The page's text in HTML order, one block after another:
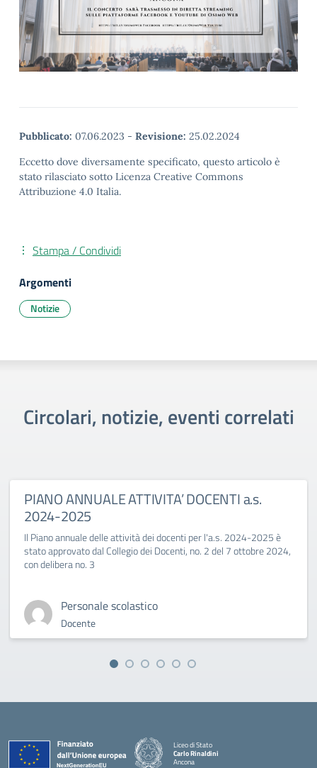
Pubblicato: 07.06.2023 - Revisione: 25.02.2024
Eccetto dove diversamente specificato, questo articolo è
stato rilasciato sotto Licenza Creative Commons
Attribuzione 4.0 Italia.
Stampa / Condividi
Argomenti
Notizie
Circolari, notizie, eventi correlati
PIANO ANNUALE ATTIVITA’ DOCENTI a.s.
2024-2025
Il Piano annuale delle attività dei docenti per l'a.s. 2024-2025 è
stato approvato dal Collegio dei Docenti, no. 2 del 7 ottobre 2024,
con delibera no. 3
Personale scolastico
Docente
Liceo di Stato
Carlo Rinaldini
Ancona